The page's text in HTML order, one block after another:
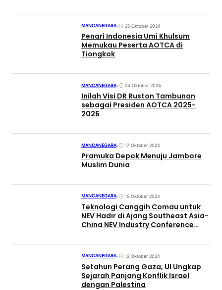
MANCANEGARA• 25 Oktober 2024
Penari Indonesia Umi Khulsum
Memukau Peserta AOTCA di
Tiongkok
MANCANEGARA• 24 Oktober 2024
Inilah Visi DR Ruston Tambunan
sebagai Presiden AOTCA 2025-
2026
MANCANEGARA• 17 Oktober 2024
Pramuka Depok Menuju Jambore
Muslim Dunia
MANCANEGARA• 15 Oktober 2024
Teknologi Canggih Comau untuk
NEV Hadir di Ajang Southeast Asia-
China NEV Industry Conference
MANCANEGARA• 12 Oktober 2024
Setahun Perang Gaza, UI Ungkap
Sejarah Panjang Konflik Israel
dengan Palestina